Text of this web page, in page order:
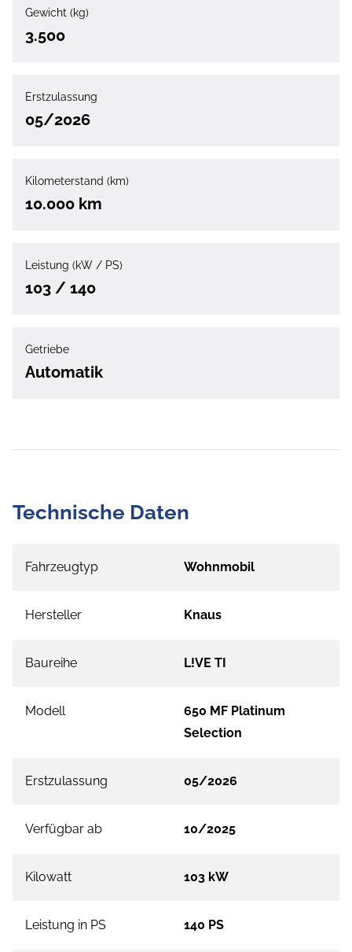
Gewicht (kg)
3.500
Erstzulassung
05/2026
Kilometerstand (km)
10.000 km
Leistung (kW / PS)
103 / 140
Getriebe
Automatik
Technische Daten
Fahrzeugtyp Wohnmobil
Hersteller Knaus
Baureihe L!VE TI
Modell
650 MF Platinum
Selection
Erstzulassung 05/2026
Verfügbar ab 10/2025
Kilowatt 103 kW
Leistung in PS 140 PS